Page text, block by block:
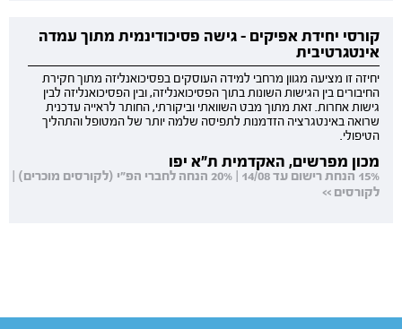
קורסי יחידת אפיקים - גישה פסיכודינמית מתוך עמדה
אינטגרטיבית
יחיזה זו מציעה מגוון מרחבי למידה העוסקים בפסיכואנליזה מתוך חקירת
החיבורים בין הגישות השונות בתוך הפסיכואנליזה, ובין הפסיכואנליזה לבין
גישות אחרות. זאת מתוך מבט השוואתי וביקורתי, החותר לראייה עדכנית
שרואה באינטגרציה הזדמנות לתפיסה שלמה יותר של המטופל והתהליך
הטיפולי.
מכון מפרשים, האקדמית ת"א יפו
15% הנחת רישום עד 14/08 | 20% הנחה לחברי הפ"י (לקורסים מוכרים) |
לקורסים >>